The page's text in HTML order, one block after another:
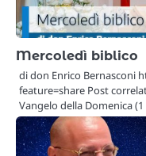
Mercoledì biblico
di don Enrico Bernasconi
feature=share Post
Vangelo della Domenica